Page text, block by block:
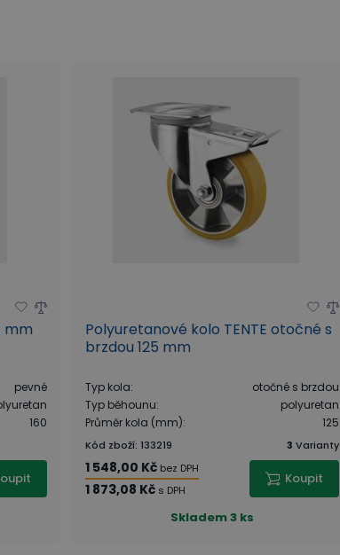
a otáčení
mm
pevné
160
Polyuretanové kolo TENTE otočné s
brzdou 125 mm
Typ kola:
otočné s brzdou
Typ běhounu:
polyuretan
Průměr kola (mm): 125
Kód zboží:133219 3 Varianty
1 548,00 Kč bez DPH
1 873,08 Kč s DPH
Koupit
Skladem3 ks